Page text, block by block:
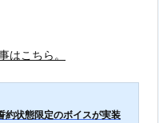
はこちら。
約状態限定のボイスが実装